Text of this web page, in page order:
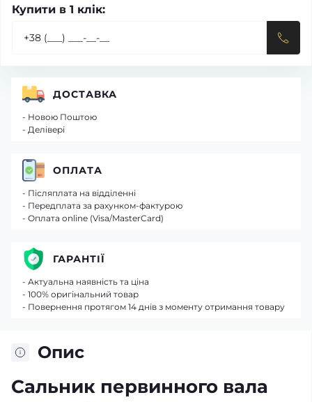
Купити в 1 клік:
Опис
Сальник первинного вала
ДОСТАВКА
- Новою Поштою
- Делівері
ОПЛАТА
- Післяплата на відділенні
- Передплата за рахунком-фактурою
- Оплата online (Visa/MasterCard)
ГАРАНТІЇ
- Актуальна наявність та ціна
- 100% оригінальний товар
- Повернення протягом 14 днів з моменту отримання товару